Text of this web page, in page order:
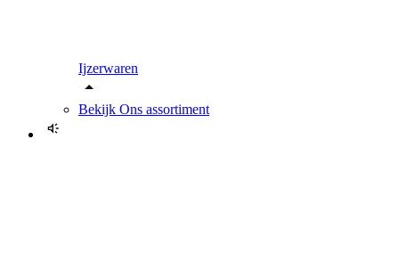
Ijzerwaren
Bekijk Ons assortiment